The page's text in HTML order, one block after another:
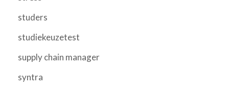
studers
studiekeuzetest
supply chain manager
syntra